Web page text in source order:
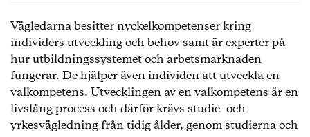
Vägledarna besitter nyckelkompetenser kring
individers utveckling och behov samt är experter på
hur utbildningssystemet och arbetsmarknaden
fungerar. De hjälper även individen att utveckla en
valkompetens. Utvecklingen av en valkompetens är en
livslång process och därför krävs studie- och
yrkesvägledning från tidig ålder, genom studierna och